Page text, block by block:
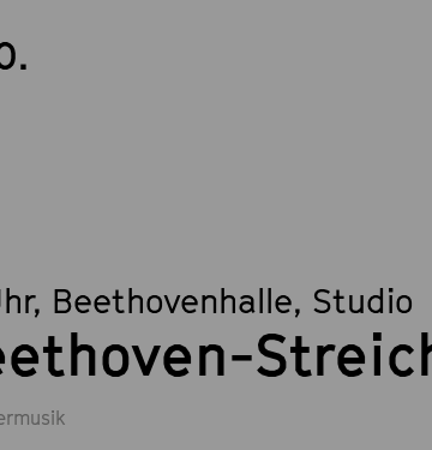
, Beethovenhalle, Studio